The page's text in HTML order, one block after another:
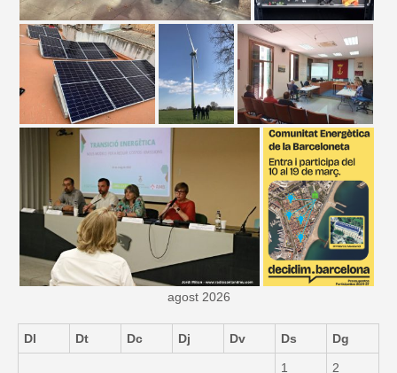
agost 2026
Dl Dt Dc Dj Dv Ds Dg
1 2